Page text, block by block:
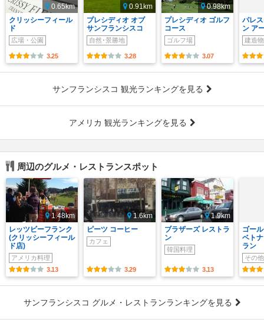
0.65km
クリッシーフィール
ド
広場・公園
3.25
0.91km
プレシディオ オブ
サンフランシスコ
自然･景勝地
3.28
0.98km
プレシディオ ゴルフ
コース
ゴルフ場
3.07
パレ
ン ア
建造物
サンフランシスコ 観光ランキングを見る
アメリカ 観光ランキングを見る
周辺のグルメ・レストランスポット
1.48km
レッツビーフランク
(クリッシーフィール
ド店)
アメリカ料理
3.13
1.6km
ピーツ コーヒー
カフェ
3.29
1.9km
ブラザーズ レストラ
ン
韓国料理
3.13
ゴー
ベト
ラン
その
サンフランシスコ グルメ・レストランランキングを見る